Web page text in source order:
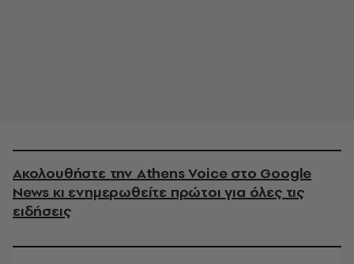
Ακολουθήστε την Athens Voice στο Google
News κι ενημερωθείτε πρώτοι για όλες τις
ειδήσεις